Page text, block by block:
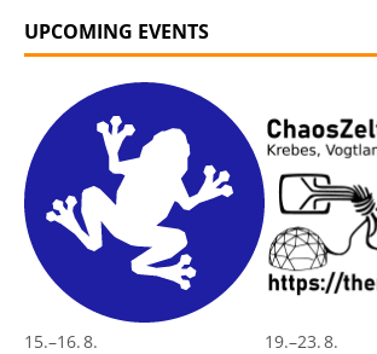
UPCOMING EVENTS
15.–16. 8.
19.–23. 8.